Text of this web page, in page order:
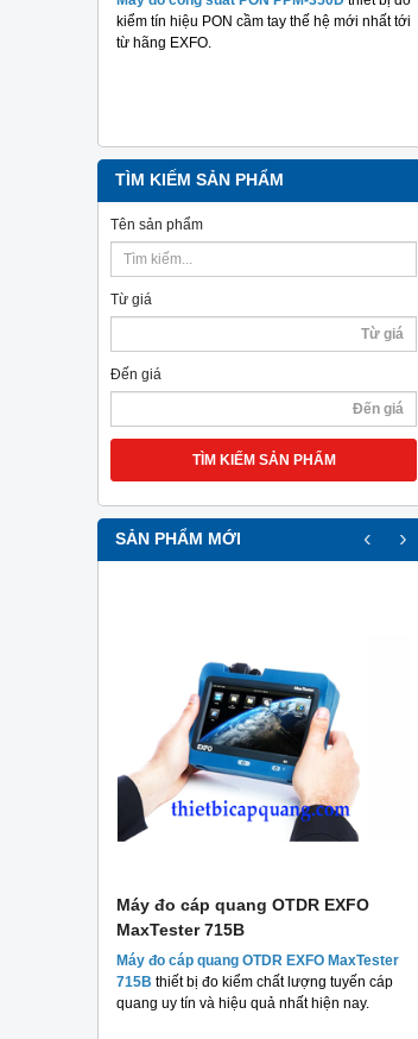
kiểm tín hiệu PON cầm tay thế hệ mới nhất tới
từ hãng EXFO.
TÌM KIẾM SẢN PHẨM
Tên sản phẩm
Từ giá
Đến giá
TÌM KIẾM SẢN PHẨM
SẢN PHẨM MỚI
Máy đo cáp quang OTDR EXFO
MaxTester 715B
Máy đo cáp quang OTDR EXFO MaxTester
715B thiết bị đo kiểm chất lượng tuyến cáp
quang uy tín và hiệu quả nhất hiện nay.
‹ ›
Hộp phối quang ODF-4FO giá tốt
Hộp phối quang ODF-4FOlà thiết bị bảo vệ hệ
thống cáp quang dạng treo tường với thiết kế
nhỏ gọn tính thẩm mỹ cao nên được sử dụng
rộng rãi.
MUA NGAY
Camera đo nhiệt Testo 868
Camera đo nhiệt Testo 868đảm bảo những
kết nối không dây với thiết bị đầu cuối di động.
Vì thế khi sử dụng sản phẩm này bạn sẽ cảm